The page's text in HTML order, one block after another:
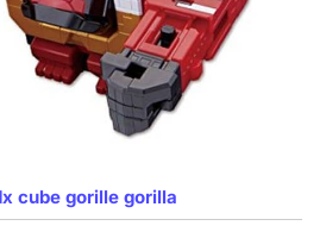
cube gorille gorilla